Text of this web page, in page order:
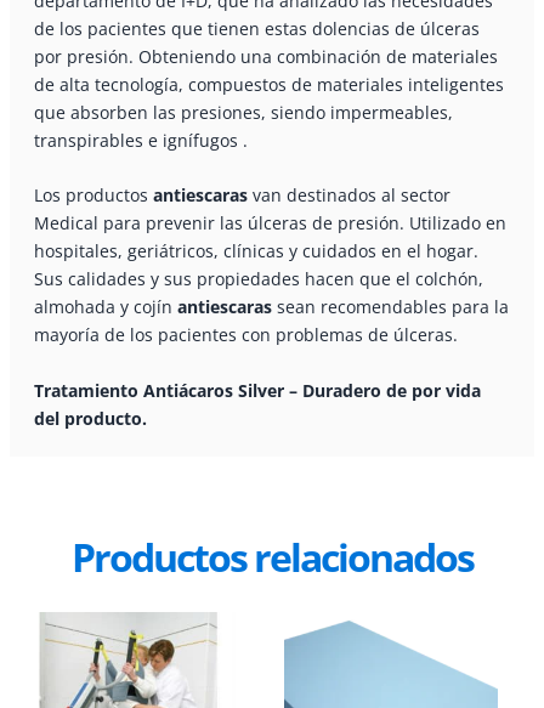
de los pacientes que tienen estas dolencias de úlceras
por presión. Obteniendo una combinación de materiales
de alta tecnología, compuestos de materiales inteligentes
que absorben las presiones, siendo impermeables,
transpirables e ignífugos .
Los productos antiescaras van destinados al sector
Medical para prevenir las úlceras de presión. Utilizado en
hospitales, geriátricos, clínicas y cuidados en el hogar.
Sus calidades y sus propiedades hacen que el colchón,
almohada y cojín antiescarassean recomendables para la
mayoría de los pacientes con problemas de úlceras.
Tratamiento Antiácaros Silver – Duradero de por vida
del producto.
Productos relacionados